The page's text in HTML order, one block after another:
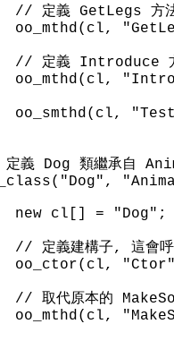
GetLegs 方法 用
義 Introduce 方法
Dog 類繼承自
cl[] = "Dog";
建構子, 這會呼叫
"Ctor",
原本的